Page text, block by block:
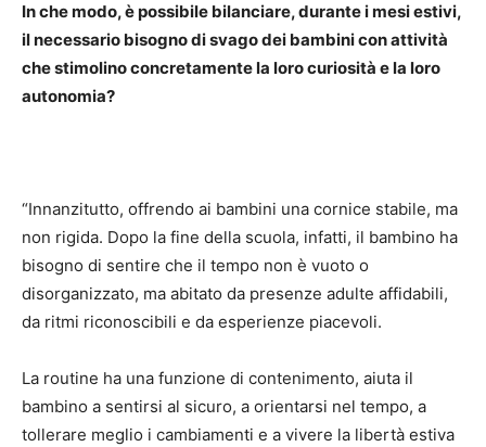
In che modo, è possibile bilanciare, durante i mesi estivi,
il necessario bisogno di svago dei bambini con attività
che stimolino concretamente la loro curiosità e la loro
autonomia?
“Innanzitutto, offrendo ai bambini una cornice stabile, ma
non rigida. Dopo la fine della scuola, infatti, il bambino ha
bisogno di sentire che il tempo non è vuoto o
disorganizzato, ma abitato da presenze adulte affidabili,
da ritmi riconoscibili e da esperienze piacevoli.
La routine ha una funzione di contenimento, aiuta il
bambino a sentirsi al sicuro, a orientarsi nel tempo, a
tollerare meglio i cambiamenti e a vivere la libertà estiva